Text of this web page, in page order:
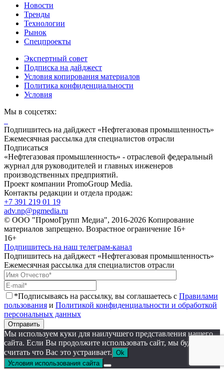
Новости
Тренды
Технологии
Рынок
Спецпроекты
Экспертный совет
Подписка на дайджест
Условия копирования материалов
Политика конфиденциальности
Условия
Мы в соцсетях:
Подпишитесь на дайджест «Нефтегазовая промышленность»
Ежемесячная рассылка для специалистов отрасли
Подписаться
«Нефтегазовая промышленность» - отраслевой федеральный
журнал для руководителей и главных инженеров
производственных предприятий.
Проект компании PromoGroup Media.
Контакты редакции и отдела продаж:
+7 391 219 01 19
adv.np@pgmedia.ru
© ООО "ПромоГрупп Медиа", 2016-2026 Копирование
материалов запрещено. Возрастное ограничение 16+
16+
Подпишитесь на наш телеграм-канал
Подпишитесь на дайджест «Нефтегазовая промышленность»
Ежемесячная рассылка для специалистов отрасли
*Подписываясь на рассылку, вы соглашаетесь с Правилами
пользования и Политикой конфиденциальности и обработкой
персональных данных
Отправить
Мы используем куки для наилучшего представления нашего
сайта. Если Вы продолжите использовать сайт, мы будем
считать что Вас это устраивает. Ok
Условия использования сайта